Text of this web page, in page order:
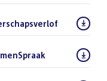
(PDF)